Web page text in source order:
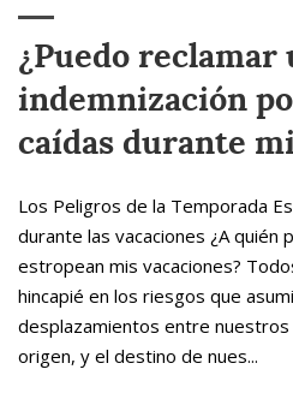
¿Puedo reclamar
indemnización
caídas durante
Los Peligros de la Temporada
durante las vacaciones ¿A quién
estropean mis vacaciones?
hincapié en los riesgos que
desplazamientos entre
origen, y el destino de nues...